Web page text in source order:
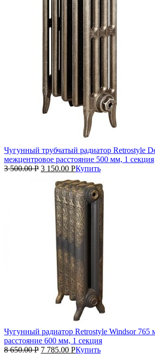
Чугунный трубчатый радиатор Retrostyle
межцентровое расстояние 500 мм, 1 секция
3 500.00Р 3 150.00 РКупить
Чугунный радиатор Retrostyle Windsor 765
расстояние 600 мм, 1 секция
8 650.00Р 7 785.00 РКупить